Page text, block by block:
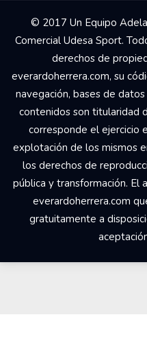
© 2017 Un Equipo
Comercial Udesa Sport.
derechos de
everardoherrera.com, su
navegación, bases de
contenidos son titularidad
corresponde el ejercicio
explotación de los mismos
los derechos de
pública y transformación. El
everardoherrera.com
gratuitamente a